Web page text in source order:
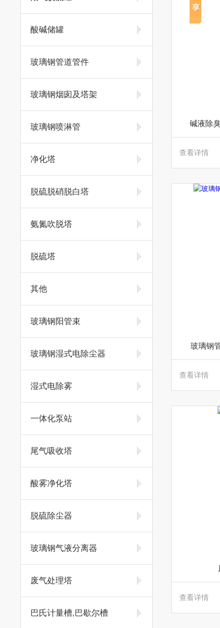
酸碱储罐
玻璃钢管道管件
玻璃钢烟囱及塔架
玻璃钢喷淋管
净化塔
脱硫脱硝脱白塔
氨氮吹脱塔
脱硫塔
其他
玻璃钢阳管束
玻璃钢湿式电除尘器
湿式电除雾
一体化泵站
尾气吸收塔
酸雾净化塔
脱硫除尘器
玻璃钢气液分离器
废气处理塔
巴氏计量槽,巴歇尔槽
碱液除
查看详情
玻璃钢
查看详情
查看详情